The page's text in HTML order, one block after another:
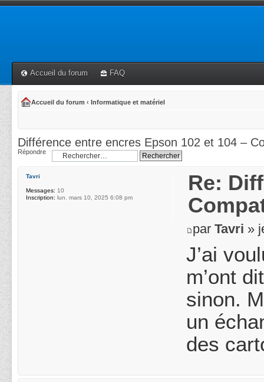
Accueil du forum FAQ
Accueil du forum ‹ Informatique et matériel
Différence entre encres Epson 102 et 104 –
Répondre
Re:
parTavri »
J’ai
m’ont
sinon.
un
des
Tavri
Messages: 10
Inscription: lun. mars 10, 2025 6:08 pm